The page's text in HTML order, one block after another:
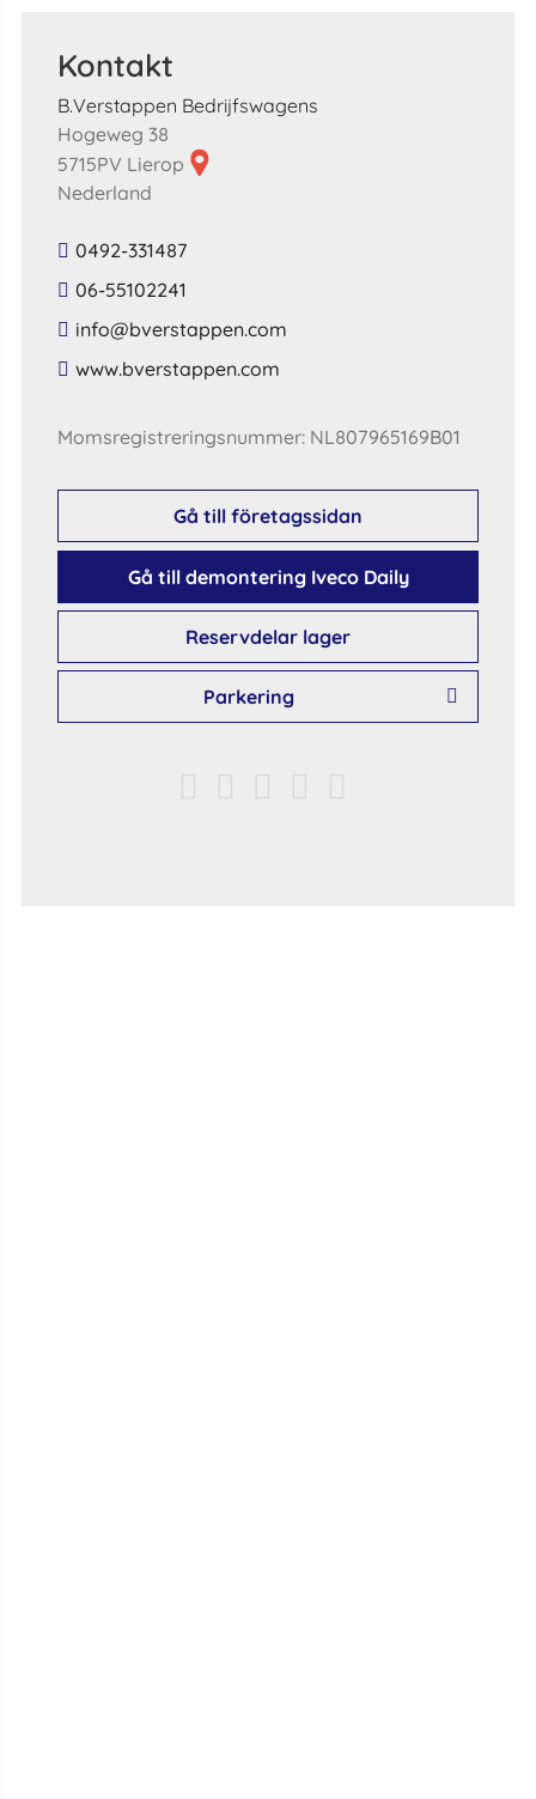
Kontakt
B.Verstappen Bedrijfswagens
Hogeweg 38
5715PV Lierop
Nederland
0492-331487
06-55102241
​info​@​bverstappen​.​com​
​www​.​bverstappen​.​com​
Momsregistreringsnummer: NL807965169B01
Gå till företagssidan
Gå till demontering Iveco Daily
Reservdelar lager
Parkering